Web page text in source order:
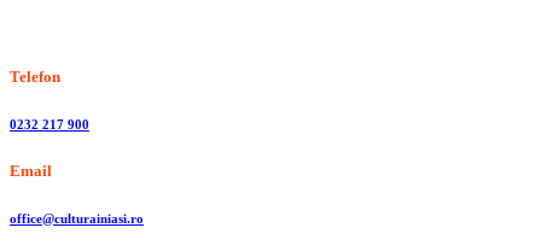
Telefon
0232 217 900
Email
office@culturainiasi.ro